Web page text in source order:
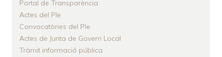
Portal de Transparència
Actes del Ple
Convocatòries del Ple
Actes de Junta de Govern Local
Tràmit informació pública